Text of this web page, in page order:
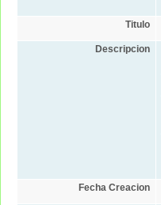
Titulo
Descripcion
Fecha Creacion